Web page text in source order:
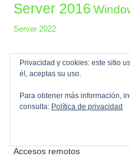
Server 2016
Server 2022
CATEGORIAS
.net framework
802.1x
Accesos remotos
Privacidad y cookies: este sitio
él, aceptas su uso.
Para obtener más información,
consulta: Política de privacidad